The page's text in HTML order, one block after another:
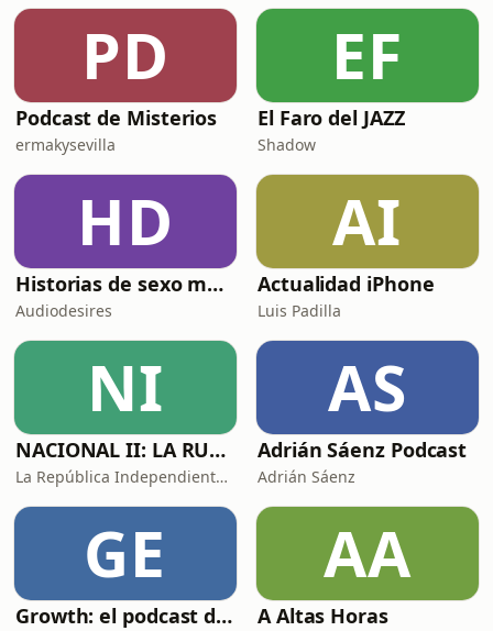
años has sentido que eres alguien
separado, limitado, contenido dentro
de un cue
PD
Podcast de Misterios
ermakysevilla
EF
El Faro del JAZZ
Shadow
HD
Historias de sexo muy intensas y calientes
Audiodesires
AI
Actualidad iPhone
Luis Padilla
NI
NACIONAL II: LA RUTA DEL EXILIO
La República Independiente de la Radio
AS
Adrián Sáenz Podcast
Adrián Sáenz
GE
Growth: el podcast de Product Hackers 🚀
AA
A Altas Horas